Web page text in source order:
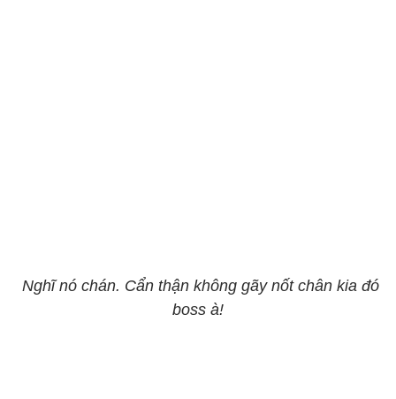
Nghĩ nó chán. Cẩn thận không gãy nốt chân kia đó
boss à!